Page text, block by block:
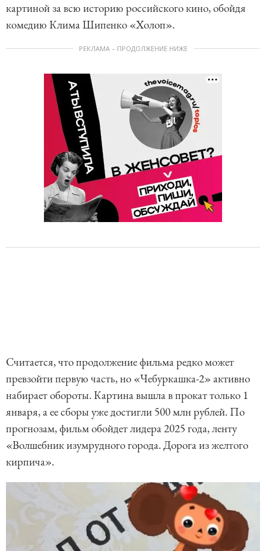
картиной за всю историю российского кино, обойдя
комедию Клима Шипенко «Холоп».
РЕКЛАМА – ПРОДОЛЖЕНИЕ НИЖЕ
Считается, что продолжение фильма редко может
превзойти первую часть, но «Чебуркашка-2» активно
набирает обороты. Картина вышла в прокат только 1
января, а ее сборы уже достигли 500 млн рублей. По
прогнозам, фильм обойдет лидера 2025 года, ленту
«Волшебник изумрудного города. Дорога из желтого
кирпича».